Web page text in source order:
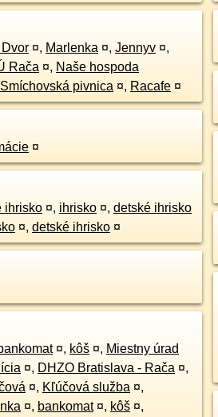
¤, Marlenka ¤, Jennyv ¤,
Rača ¤, Naše hospoda
Smíchovská pivnica ¤, Racafe ¤
¤
ihrisko ¤, ihrisko ¤, detské ihrisko
¤, detské ihrisko ¤
¤, kôš ¤, Miestny úrad
¤, DHZO Bratislava - Rača ¤,
¤, Kľúčová služba ¤,
¤, bankomat ¤, kôš ¤,